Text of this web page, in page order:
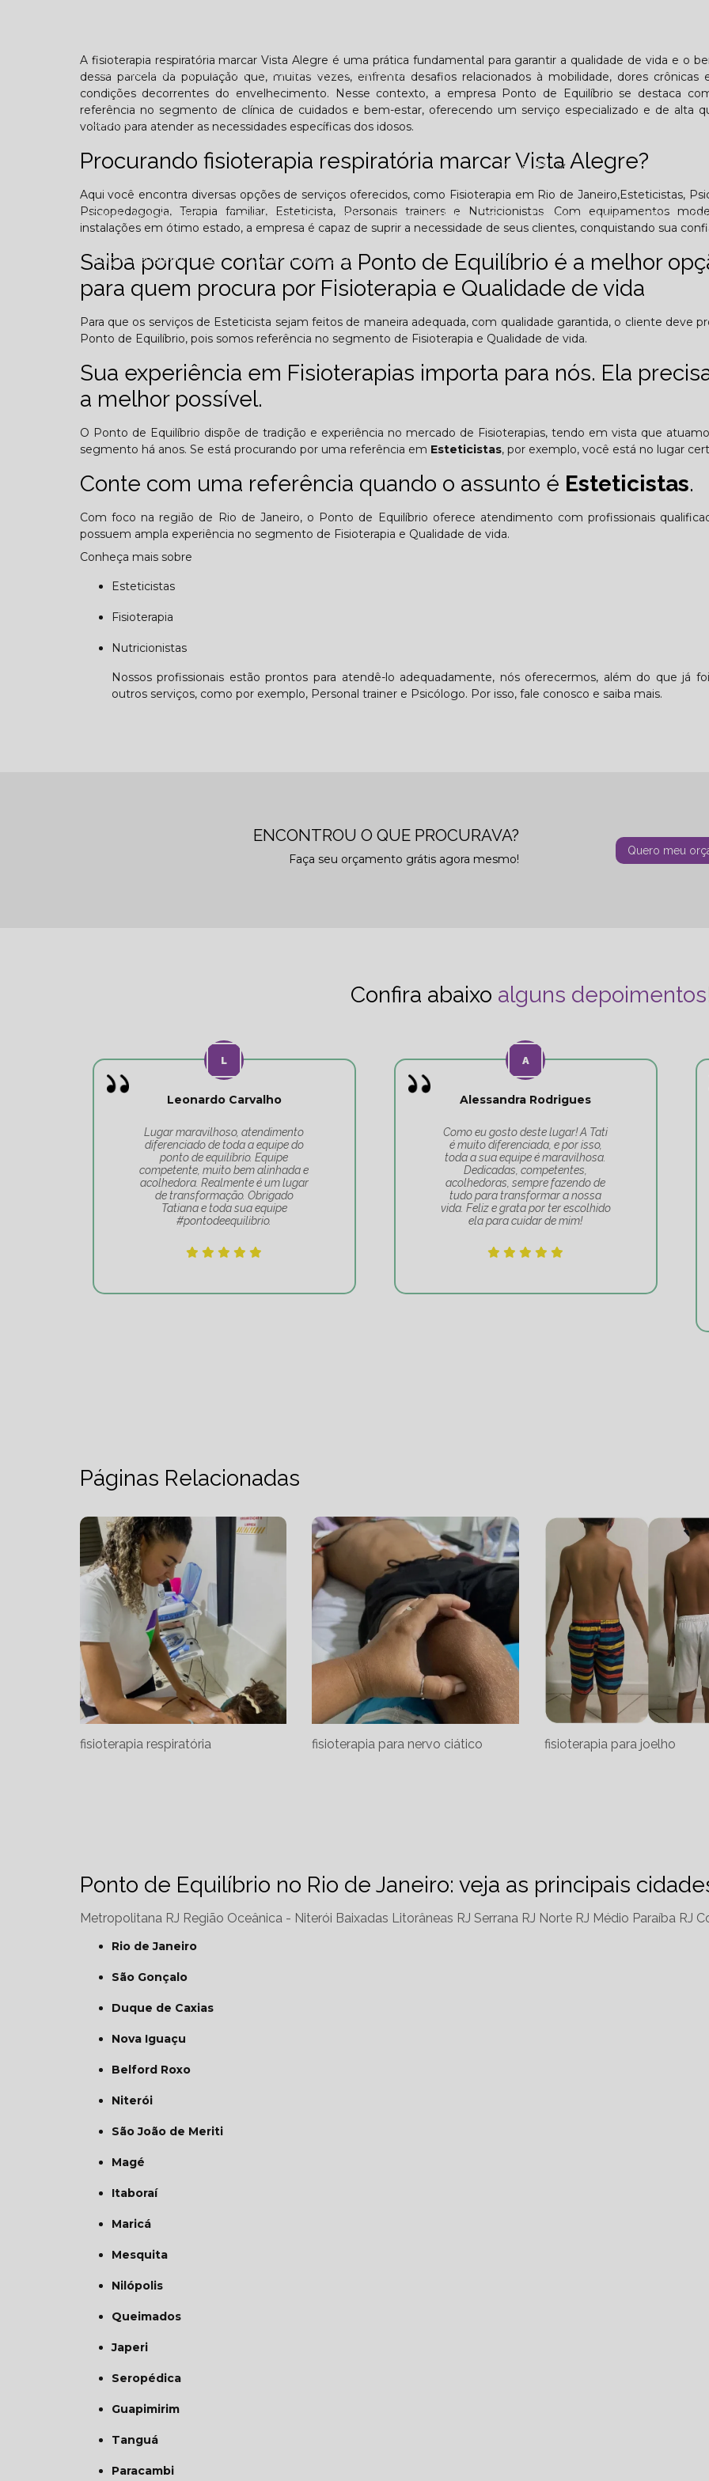
Você sabe o que é TOD (Transtorno opositivo desafiador)?
Galeria
Jornal PE
Edição Agosto - 2025 Edição Setembro - 2025 Edição Outubro - 2025 Edição Novembro - 2025
Edição Fevereiro - 2026 Edição Março - 2026
A fisioterapia respiratória marcar Vista Alegre é uma prática fundamental para garantir a qualidade de vida e o
dessa parcela da população que, muitas vezes, enfrenta desafios relacionados à mobilidade, dores crônicas
condições decorrentes do envelhecimento. Nesse contexto, a empresa Ponto de Equilíbrio se destaca
referência no segmento de clínica de cuidados e bem-estar, oferecendo um serviço especializado e de alta
voltado para atender as necessidades específicas dos idosos.
Procurando fisioterapia respiratória marcar Vista Alegre?
Aqui você encontra diversas opções de serviços oferecidos, como Fisioterapia em Rio de Janeiro,Esteticistas,
Psicopedagogia, Terapia familiar, Esteticista, Personais trainers e Nutricionistas. Com equipamentos
instalações em ótimo estado, a empresa é capaz de suprir a necessidade de seus clientes, conquistando sua
Saiba porque contar com a Ponto de Equilíbrio é a melhor
para quem procura por Fisioterapia e Qualidade de vida
Para que os serviços de Esteticista sejam feitos de maneira adequada, com qualidade garantida, o cliente deve
Ponto de Equilíbrio, pois somos referência no segmento de Fisioterapia e Qualidade de vida.
Sua experiência em Fisioterapias importa para nós. Ela
a melhor possível.
O Ponto de Equilíbrio dispõe de tradição e experiência no mercado de Fisioterapias, tendo em vista que
segmento há anos. Se está procurando por uma referência em Esteticistas, por exemplo, você está no lugar
Conte com uma referência quando o assunto é Esteticistas.
Com foco na região de Rio de Janeiro, o Ponto de Equilíbrio oferece atendimento com profissionais
possuem ampla experiência no segmento de Fisioterapia e Qualidade de vida.
Conheça mais sobre
Esteticistas
Fisioterapia
Nutricionistas
Nossos profissionais estão prontos para atendê-lo adequadamente, nós oferecermos, além do que já
outros serviços, como por exemplo, Personal trainer e Psicólogo. Por isso, fale conosco e saiba mais.
ENCONTROU O QUE PROCURAVA?
Faça seu orçamento grátis agora mesmo!
Quero meu
Confira abaixo alguns depoimentos
Leonardo Carvalho
Lugar maravilhoso, atendimento
diferenciado de toda a equipe do
ponto de equilíbrio. Equipe
competente, muito bem alinhada e
acolhedora. Realmente é um lugar
de transformação. Obrigado
Tatiana e toda sua equipe
#pontodeequilibrio.
Alessandra Rodrigues
Como eu gosto deste lugar! A Tati
é muito diferenciada, e por isso,
toda a sua equipe é maravilhosa.
Dedicadas, competentes,
acolhedoras, sempre fazendo de
tudo para transformar a nossa
vida. Feliz e grata por ter escolhido
ela para cuidar de mim!
Páginas Relacionadas
fisioterapia respiratória fisioterapia para nervo ciático fisioterapia para joelho
Ponto de Equilíbrio no Rio de Janeiro: veja as principais
Metropolitana RJ Região Oceânica - Niterói Baixadas Litorâneas RJ Serrana RJ Norte RJ Médio Paraíba RJ
Rio de Janeiro
São Gonçalo
Duque de Caxias
Nova Iguaçu
Belford Roxo
Niterói
São João de Meriti
Magé
Itaboraí
Maricá
Mesquita
Nilópolis
Queimados
Japeri
Seropédica
Guapimirim
Tanguá
Paracambi